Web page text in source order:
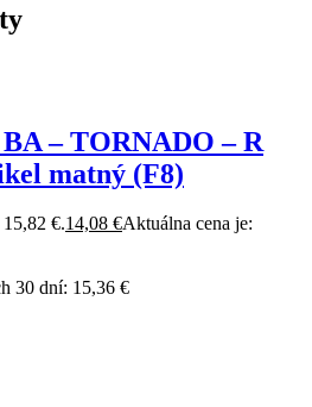
– TORNADO – R
matný (F8)
€.14,08 €Aktuálna cena je:
30 dní: 15,36 €